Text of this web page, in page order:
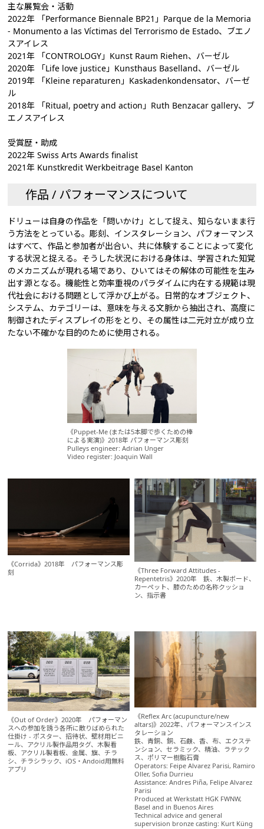
主な展覧会・活動
2022年 「Performance Biennale BP21」Parque de la Memoria
- Monumento a las Víctimas del Terrorismo de Estado、ブエノ
スアイレス
2021年 「CONTROLOGY」Kunst Raum Riehen、バーゼル
2020年 「Life love justice」Kunsthaus Baselland、バーゼル
2019年 「Kleine reparaturen」Kaskadenkondensator、バーゼ
ル
2018年 「Ritual, poetry and action」Ruth Benzacar gallery、ブ
エノスアイレス
受賞歴・助成
2022年 Swiss Arts Awards finalist
2021年 Kunstkredit Werkbeitrage Basel Kanton
作品 / パフォーマンスについて
ドリューは自身の作品を「問いかけ」として捉え、知らないまま行
う方法をとっている。彫刻、インスタレーション、パフォーマンス
はすべて、作品と参加者が出合い、共に体験することによって変化
する状況と捉える。そうした状況における身体は、学習された知覚
のメカニズムが現れる場であり、ひいてはその解体の可能性を生み
出す源となる。機能性と効率重視のパラダイムに内在する規範は現
代社会における問題として浮かび上がる。日常的なオブジェクト、
システム、カテゴリーは、意味を与える文脈から抽出され、高度に
制御されたディスプレイの形をとり、その属性は二元対立が成り立
たない不確かな目的のために使用される。
《Puppet-Me (または5本脚で歩くための棒
による実演)》2018年 パフォーマンス彫刻
Pulleys engineer: Adrian Unger
Video register: Joaquin Wall
《Corrida》2018年 パフォーマンス彫
刻
《Three Forward Attitudes -
Repentetris》2020年 鉄、木製ボード、
カーペット、膝のための名称クッショ
ン、指示書
《Out of Order》2020年 パフォーマン
スへの参加を誘う各所に散りばめられた
仕掛け - ポスター、招待状、壁材用ビニ
ール、アクリル製作品用タグ、木製看
板、アクリル製看板、金属、旗、チラ
シ、チラシラック、iOS・Andoid用無料
アプリ
《Reflex Arc (acupuncture/new
altars)》2022年、パフォーマンスインス
タレーション
鉄、青銅、銅、石鹸、香、布、エクステ
ンション、セラミック、精油、ラテック
ス、ポリマー樹脂石膏
Operators: Feipe Alvarez Parisi, Ramiro
Oller, Sofia Durrieu
Assistance: Andres Piña, Felipe Alvarez
Parisi
Produced at Werkstatt HGK FWNW,
Basel and in Buenos Aires
Technical advice and general
supervision bronze casting: Kurt Küng